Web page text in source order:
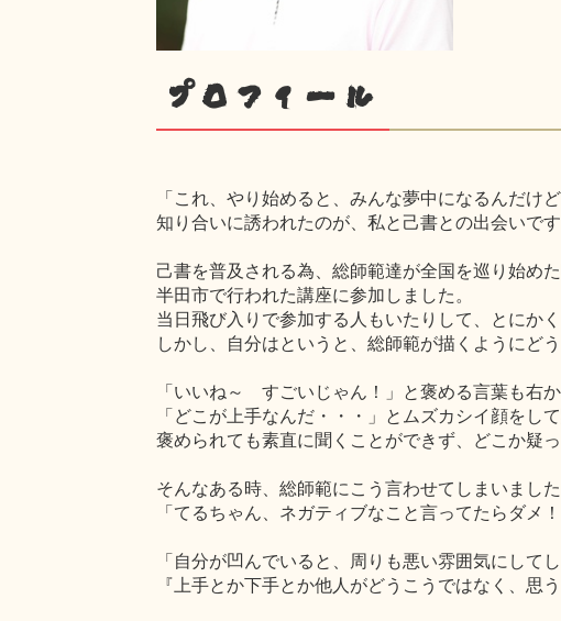
プロフィール
「これ、やり始めると、みんな夢中になるんだけど
知り合いに誘われたのが、私と己書との出会いです
己書を普及される為、総師範達が全国を巡り始めた
半田市で行われた講座に参加しました。
当日飛び入りで参加する人もいたりして、とにかく
しかし、自分はというと、総師範が描くようにど
「いいね～ すごいじゃん！」と褒める言葉も右か
「どこが上手なんだ・・・」とムズカシイ顔をし
褒められても素直に聞くことができず、どこか疑
そんなある時、総師範にこう言わせてしまいました
「てるちゃん、ネガティブなこと言ってたらダメ
「自分が凹んでいると、周りも悪い雰囲気にして
『上手とか下手とか他人がどうこうではなく、思